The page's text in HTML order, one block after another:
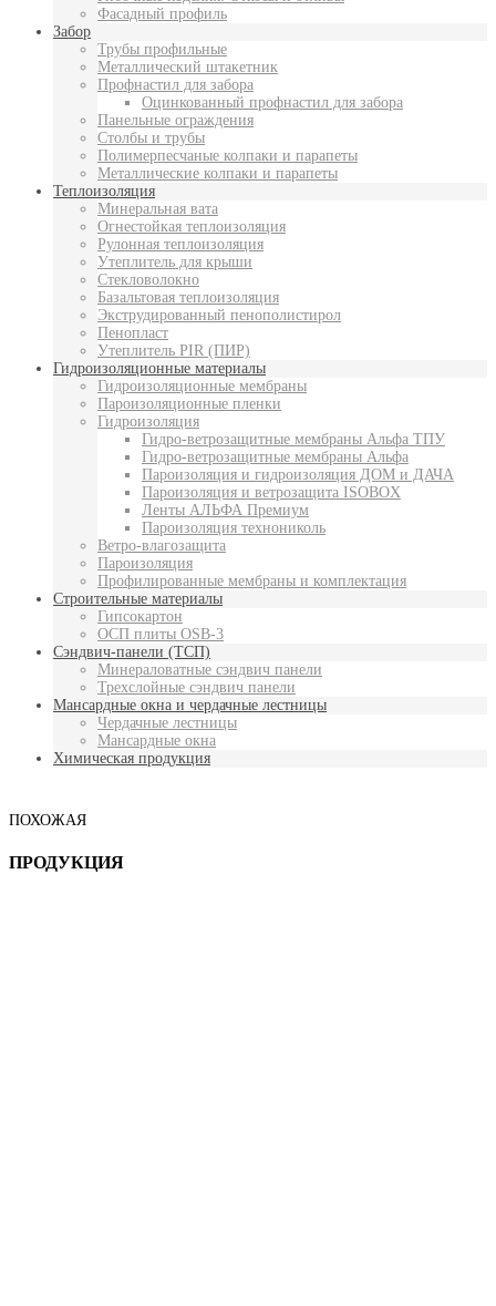
Фасадный профиль
Забор
Трубы профильные
Металлический штакетник
Профнастил для забора
Оцинкованный профнастил для забора
Панельные ограждения
Столбы и трубы
Полимерпесчаные колпаки и парапеты
Металлические колпаки и парапеты
Теплоизоляция
Минеральная вата
Огнестойкая теплоизоляция
Рулонная теплоизоляция
Утеплитель для крыши
Стекловолокно
Базальтовая теплоизоляция
Экструдированный пенополистирол
Пенопласт
Утеплитель PIR (ПИР)
Гидроизоляционные материалы
Гидроизоляционные мембраны
Пароизоляционные пленки
Гидроизоляция
Гидро-ветрозащитные мембраны Альфа ТПУ
Гидро-ветрозащитные мембраны Альфа
Пароизоляция и гидроизоляция ДОМ и ДАЧА
Пароизоляция и ветрозащита ISOBOX
Ленты АЛЬФА Премиум
Пароизоляция технониколь
Ветро-влагозащита
Пароизоляция
Профилированные мембраны и комплектация
Строительные материалы
Гипсокартон
ОСП плиты OSB-3
Сэндвич-панели (ТСП)
Минераловатные сэндвич панели
Трехслойные сэндвич панели
Мансардные окна и чердачные лестницы
Чердачные лестницы
Мансардные окна
Химическая продукция
ПОХОЖАЯ
ПРОДУКЦИЯ